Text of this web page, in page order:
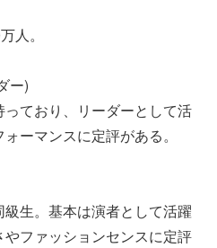
人。
ー)
ており、リーダーとして活
ーマンスに定評がある。
生。基本は演者として活躍
ファッションセンスに定評